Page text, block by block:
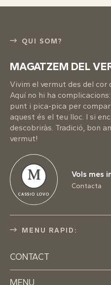
QUI SOM?
MAGATZEM DEL
Vivim el vermut des del cor
Aquí no hi ha
punt i pica-pica per
aquest és el teu lloc. I si
descobriràs. Tradició, bon
vermut!
M
CASSIO LOVO
Vols mes
Contacta
MENU RAPID:
CONTACT
MENU